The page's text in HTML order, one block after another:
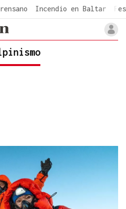
Incendio en Baltar